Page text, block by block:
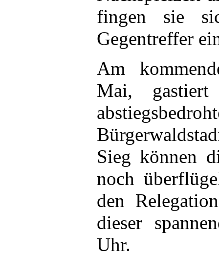
fingen sie
Gegentreffer
Am
Mai,
Sieg können
noch
den
dieser
Uhr.